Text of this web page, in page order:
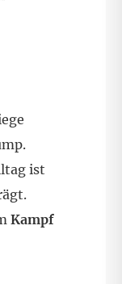
ist
Kampf